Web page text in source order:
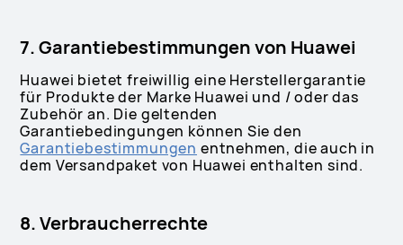
7. Garantiebestimmungen von Huawei
Huawei bietet freiwillig eine Herstellergarantie
für Produkte der Marke Huawei und / oder das
Zubehör an. Die geltenden
Garantiebedingungen können Sie den
Garantiebestimmungen entnehmen, die auch in
dem Versandpaket von Huawei enthalten sind.
8. Verbraucherrechte